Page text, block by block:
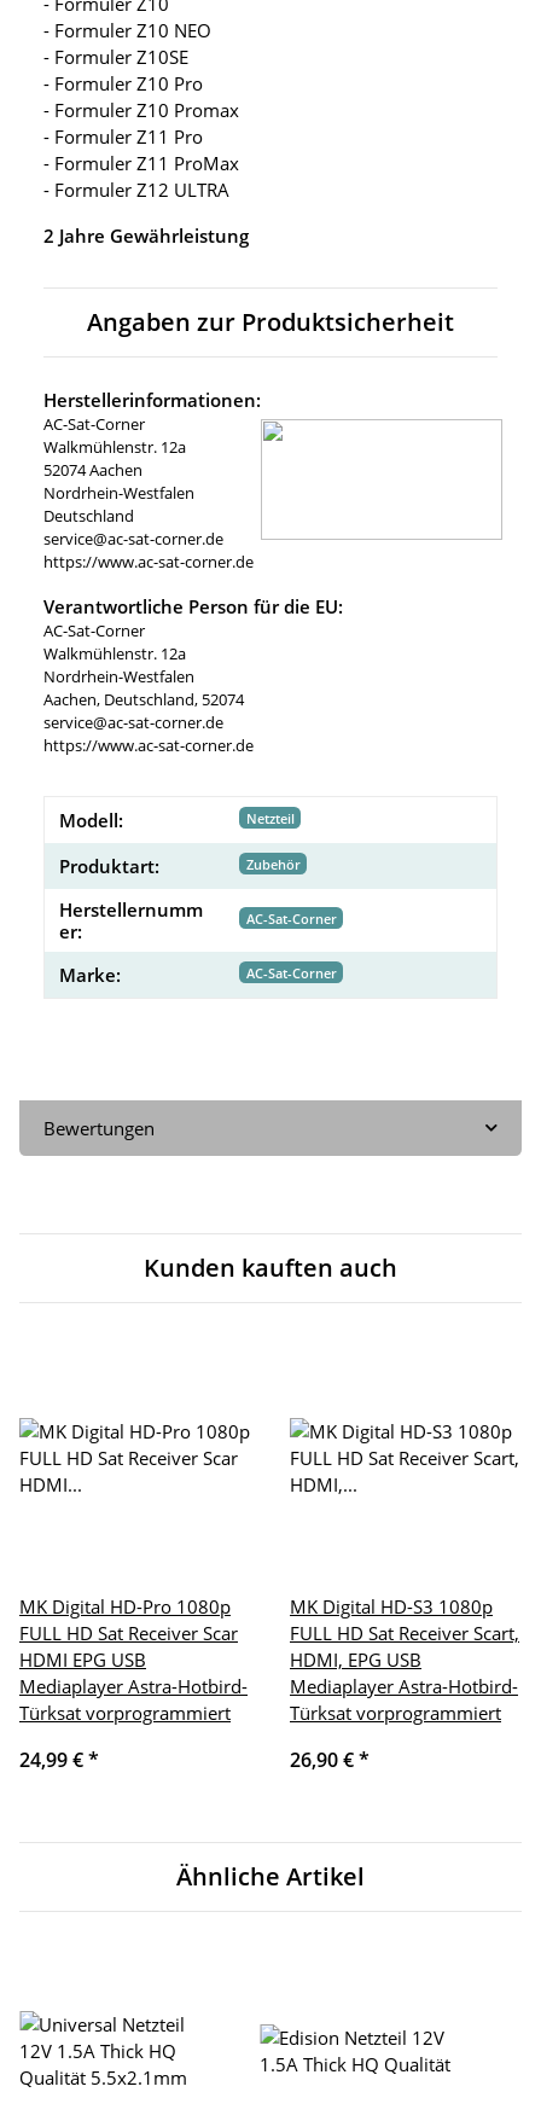
- Formuler Z10 NEO
- Formuler Z10SE
- Formuler Z10 Pro
- Formuler Z10 Promax
- Formuler Z11 Pro
- Formuler Z11 ProMax
- Formuler Z12 ULTRA
2 Jahre Gewährleistung
Angaben zur Produktsicherheit
Herstellerinformationen:
AC-Sat-Corner
Walkmühlenstr. 12a
52074 Aachen
Nordrhein-Westfalen
Deutschland
service@ac-sat-corner.de
https://www.ac-sat-corner.de
Verantwortliche Person für die EU:
AC-Sat-Corner
Walkmühlenstr. 12a
Nordrhein-Westfalen
Aachen, Deutschland, 52074
service@ac-sat-corner.de
https://www.ac-sat-corner.de
Modell: Netzteil
Produktart: Zubehör
Herstellernumm
er:
AC-Sat-Corner
Marke: AC-Sat-Corner
Bewertungen
Kunden kauften auch
MK Digital HD-Pro 1080p
FULL HD Sat Receiver Scar
HDMI EPG USB
Mediaplayer Astra-Hotbird-
Türksat vorprogrammiert
24,99 €*
MK Digital HD-S3 1080p
FULL HD Sat Receiver Scart,
HDMI, EPG USB
Mediaplayer Astra-Hotbird-
Türksat vorprogrammiert
26,90 €*
Ähnliche Artikel